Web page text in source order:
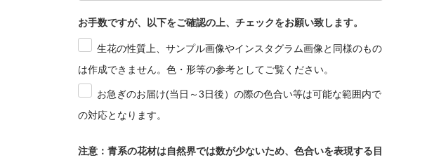
お手数ですが、以下をご確認の上、チェックをお願い致します。
生花の性質上、サンプル画像やインスタグラム画像と同様のもの
は作成できません。色・形等の参考としてご覧ください。
お急ぎのお届け(当日～3日後）の際の色合い等は可能な範囲内で
の対応となります。
注意：青系の花材は自然界では数が少ないため、色合いを表現する目